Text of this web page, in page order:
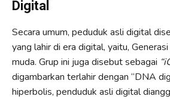
Digital
Secara umum, peduduk asli digital
yang lahir di era digital, yaitu,
muda. Grup ini juga disebut sebagai
digambarkan terlahir dengan “DNA
hiperbolis, penduduk asli digital